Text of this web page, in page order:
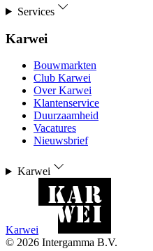
Services
Karwei
Bouwmarkten
Club Karwei
Over Karwei
Klantenservice
Duurzaamheid
Vacatures
Nieuwsbrief
Karwei
Karwei
© 2026 Intergamma B.V.